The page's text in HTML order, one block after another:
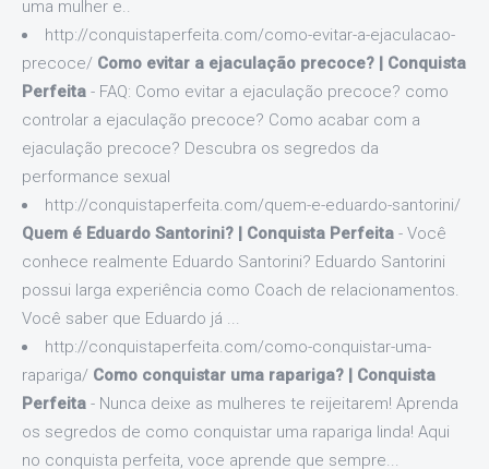
uma mulher e..
http://conquistaperfeita.com/como-evitar-a-ejaculacao-
precoce/ Como evitar a ejaculação precoce? | Conquista
Perfeita - FAQ: Como evitar a ejaculação precoce? como
controlar a ejaculação precoce? Como acabar com a
ejaculação precoce? Descubra os segredos da
performance sexual
http://conquistaperfeita.com/quem-e-eduardo-santorini/
Quem é Eduardo Santorini? | Conquista Perfeita - Você
conhece realmente Eduardo Santorini? Eduardo Santorini
possui larga experiência como Coach de relacionamentos.
Você saber que Eduardo já ...
http://conquistaperfeita.com/como-conquistar-uma-
rapariga/ Como conquistar uma rapariga? | Conquista
Perfeita - Nunca deixe as mulheres te reijeitarem! Aprenda
os segredos de como conquistar uma rapariga linda! Aqui
no conquista perfeita, voce aprende que sempre...